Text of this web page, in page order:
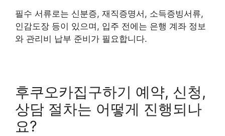
필수 서류로는 신분증, 재직증명서, 소득증빙서류,
인감도장 등이 있으며, 입주 전에는 은행 계좌 정보
와 관리비 납부 준비가 필요합니다.
후쿠오카집구하기 예약, 신청,
상담 절차는 어떻게 진행되나
요?